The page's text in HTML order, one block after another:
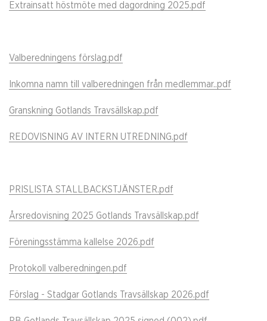
Extrainsatt höstmöte med dagordning 2025.pdf
Valberedningens förslag.pdf
Inkomna namn till valberedningen från medlemmar..pdf
Granskning Gotlands Travsällskap.pdf
REDOVISNING AV INTERN UTREDNING.pdf
PRISLISTA STALLBACKSTJÄNSTER.pdf
Årsredovisning 2025 Gotlands Travsällskap.pdf
Föreningsstämma kallelse 2026.pdf
Protokoll valberedningen.pdf
Förslag - Stadgar Gotlands Travsällskap 2026.pdf